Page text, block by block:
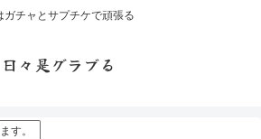
ガチャとサプチケで頑張る
日々是グラブる
す。